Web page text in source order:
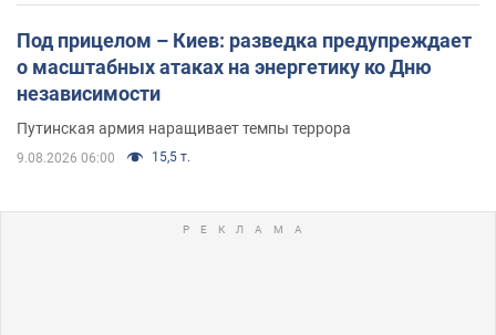
Под прицелом – Киев: разведка предупреждает
о масштабных атаках на энергетику ко Дню
независимости
Путинская армия наращивает темпы террора
9.08.2026 06:00 15,5 т.